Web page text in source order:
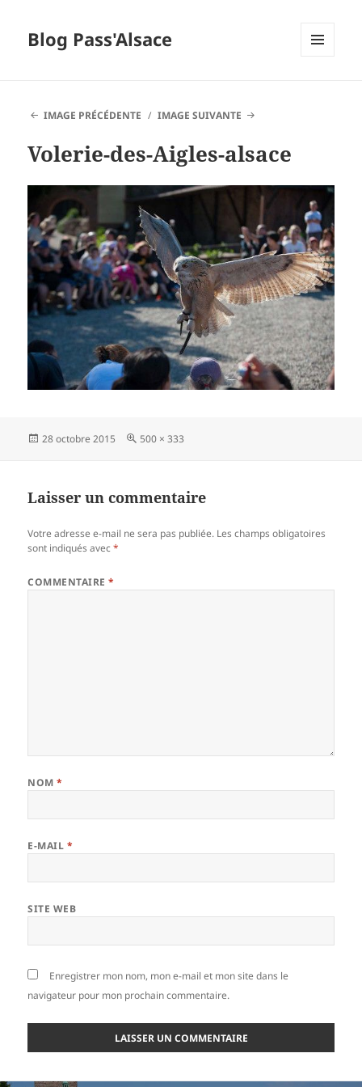
Blog Pass'Alsace
IMAGE PRÉCÉDENTE
IMAGE SUIVANTE
Volerie-des-Aigles-alsace
Publié
28 octobre 2015
Taille
500 × 333
Laisser un commentaire
Votre adresse e-mail ne sera pas publiée. Les champs obligatoires
sont indiqués avec*
COMMENTAIRE*
NOM*
E-MAIL *
SITE WEB
Enregistrer mon nom, mon e-mail et mon site dans le
navigateur pour mon prochain commentaire.